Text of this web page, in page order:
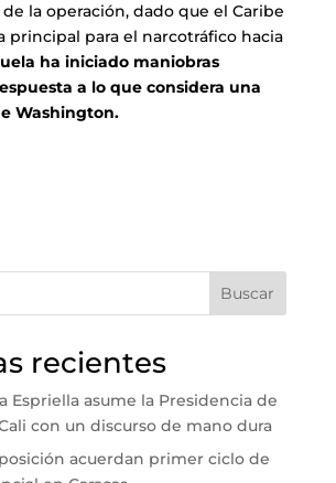
la operación, dado que el Caribe
principal para el narcotráfico hacia
ha iniciado maniobras
a lo que considera una
Washington.
Buscar
recientes
Espriella asume la Presidencia de
con un discurso de mano dura
acuerdan primer ciclo de